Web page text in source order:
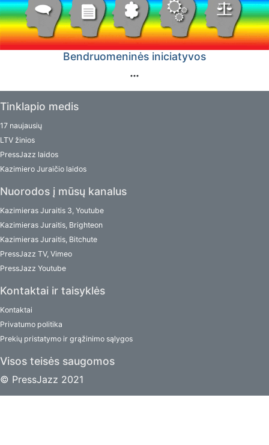
Bendruomeninės iniciatyvos
Tinklapio medis
17 naujausių
LTV žinios
PressJazz laidos
Kazimiero Juraičio laidos
Nuorodos į mūsų kanalus
Kazimieras Juraitis 3, Youtube
Kazimieras Juraitis, Brighteon
Kazimieras Juraitis, Bitchute
PressJazz TV, Vimeo
PressJazz Youtube
Kontaktai ir taisyklės
Kontaktai
Privatumo politika
Prekių pristatymo ir grąžinimo sąlygos
Visos teisės saugomos
© PressJazz 2021